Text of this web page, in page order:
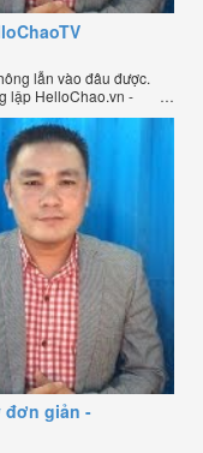
lẫn vào đâu được.
lập HelloChao.vn -
thế giới.
đơn giản -